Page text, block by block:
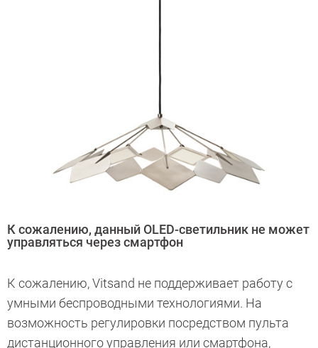
К сожалению, данный OLED-светильник не может
управляться через смартфон
К сожалению, Vitsand не поддерживает работу с
умными беспроводными технологиями. На
возможность регулировки посредством пульта
дистанционного управления или смартфона,